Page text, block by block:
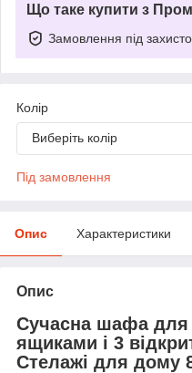
Що таке купити з
Замовлення під
Колір
Виберіть колір
Під замовлення
Опис Характеристики
Опис
Сучасна шафа для
ящиками і 3
Стелажі для дому